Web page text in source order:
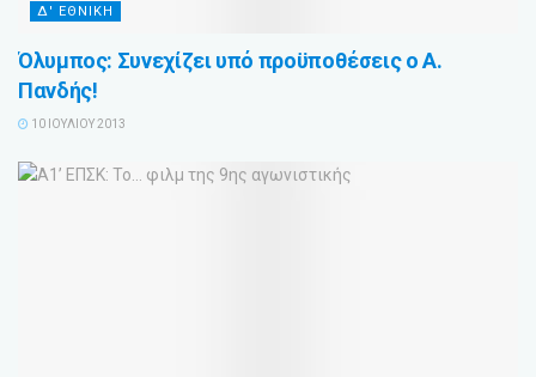
Δ' ΕΘΝΙΚΗ
Όλυμπος: Συνεχίζει υπό προϋποθέσεις ο Α.
Πανδής!
10 ΙΟΥΛΊΟΥ 2013